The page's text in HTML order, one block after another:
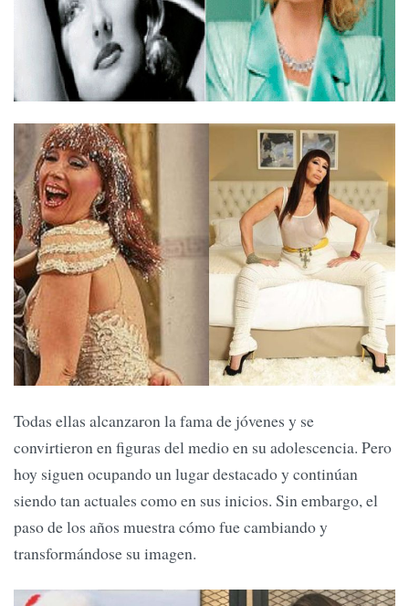
Todas ellas alcanzaron la fama de jóvenes y se
convirtieron en figuras del medio en su adolescencia. Pero
hoy siguen ocupando un lugar destacado y continúan
siendo tan actuales como en sus inicios. Sin embargo, el
paso de los años muestra cómo fue cambiando y
transformándose su imagen.